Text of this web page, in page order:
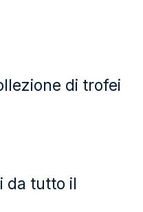
di trofei
da tutto il